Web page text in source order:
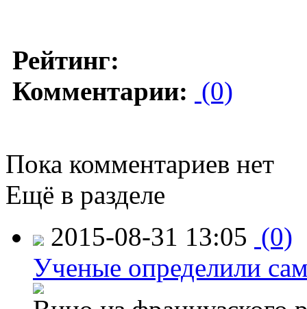
Рейтинг:
Комментарии: (0)
Пока комментариев нет
Ещё в разделе
2015-08-31 13:05 (0)
Ученые определили